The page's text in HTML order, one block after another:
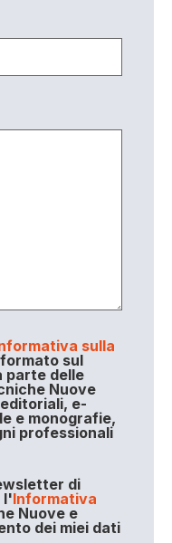
sulla
sul
parte delle
Nuove
e-
e monografie,
professionali
di
l'Informativa
Nuove e
dei miei dati